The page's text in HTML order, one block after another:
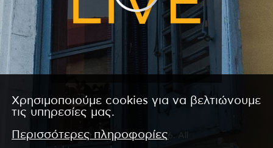
Copyright © 2026 by Kanali 6. All
Χρησιμοποιούμε cookies για να βελτιώνουμε
τις υπηρεσίες μας.
Περισσότερες πληροφορίες